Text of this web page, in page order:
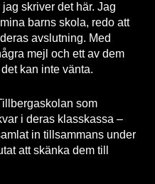
skriver det här. Jag
barns skola, redo att
avslutning. Med
mejl och ett av dem
kan inte vänta.
som
i deras klasskassa –
in tillsammans under
att skänka dem till